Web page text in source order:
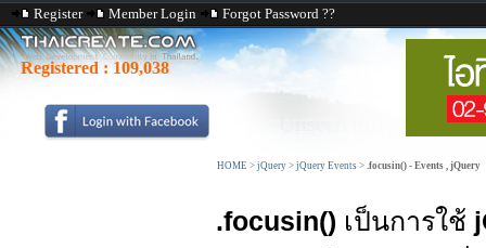
Register Member Login Forgot Password ??
Registered : 109,038
HOME > jQuery > jQuery Events > .focusin() - Events , jQuery
.focusin() เป็นการใช้